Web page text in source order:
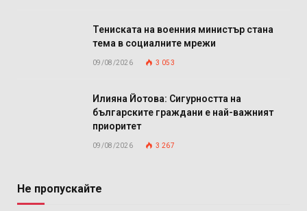
Тениската на военния министър стана
тема в социалните мрежи
09/08/2026 3 053
Илияна Йотова: Сигурността на
българските граждани е най-важният
приоритет
09/08/2026 3 267
Не пропускайте